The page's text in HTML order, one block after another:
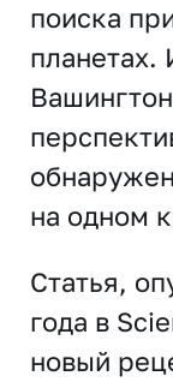
поиска
планетах.
на одном
Статья,
года в
новый